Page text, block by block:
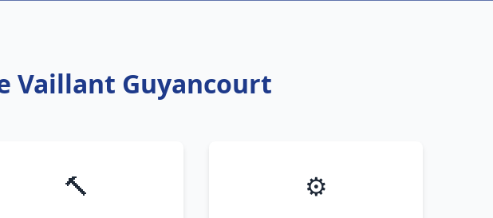
Vaillant Guyancourt
🔨 ⚙️